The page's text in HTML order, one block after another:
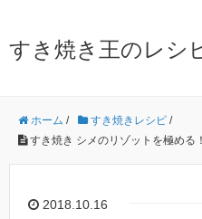
すき焼き王のレシ
ホーム / すき焼きレシピ /
すき焼き シメのリゾットを極める
2018.10.16